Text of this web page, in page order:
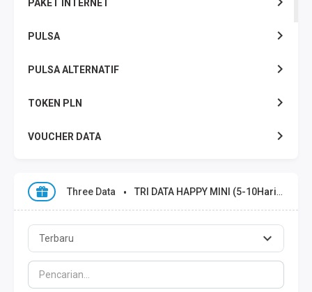
PAKET INTERNET
PULSA
PULSA ALTERNATIF
TOKEN PLN
VOUCHER DATA
AXIS DATA
THREE DATA
INDOSAT DATA
Three Data TRI DATA HAPPY MINI (5-10Hari)